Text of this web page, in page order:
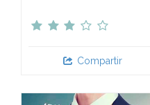
Compartir